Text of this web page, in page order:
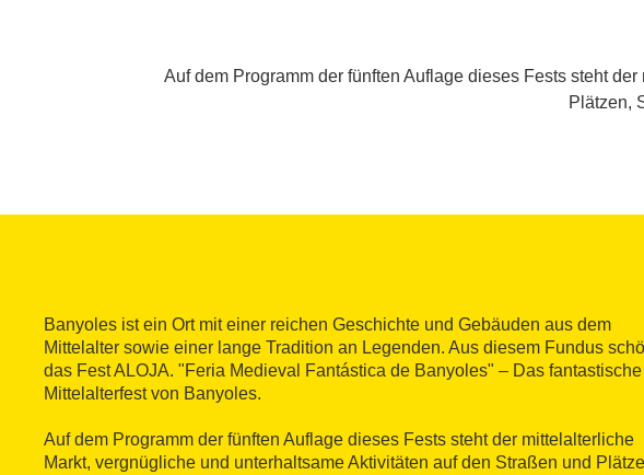
Auf dem Programm der fünften Auflage dieses Fests steht
Plätzen,
Banyoles ist ein Ort mit einer reichen Geschichte und Gebäuden aus dem
Mittelalter sowie einer lange Tradition an Legenden. Aus diesem Fundus
das Fest ALOJA. "Feria Medieval Fantástica de Banyoles" – Das fantastische
Mittelalterfest von Banyoles.
Auf dem Programm der fünften Auflage dieses Fests steht der mittelalterliche
Markt, vergnügliche und unterhaltsame Aktivitäten auf den Straßen und